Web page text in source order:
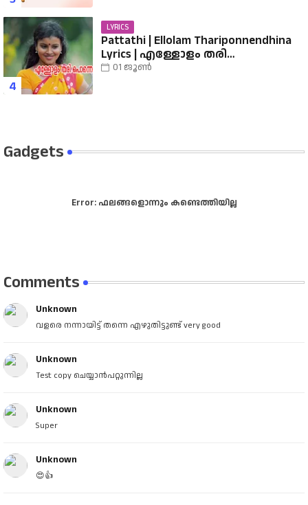
LYRICS
Pattathi | Ellolam Thariponnendhina
Lyrics | എള്ളോളം തരി
പൊന്നെന്തിനാ...... വരികൾ
01 ജൂൺ
Gadgets
Error:ഫലങ്ങളൊന്നും കണ്ടെത്തിയില്ല
Comments
Unknown
വളരെ നന്നായിട്ട് തന്നെ എഴുതിട്ടുണ്ട് very good
Unknown
Test copy ചെയ്യാൻപറ്റുന്നില്ല
Unknown
Super
Unknown
😍👍